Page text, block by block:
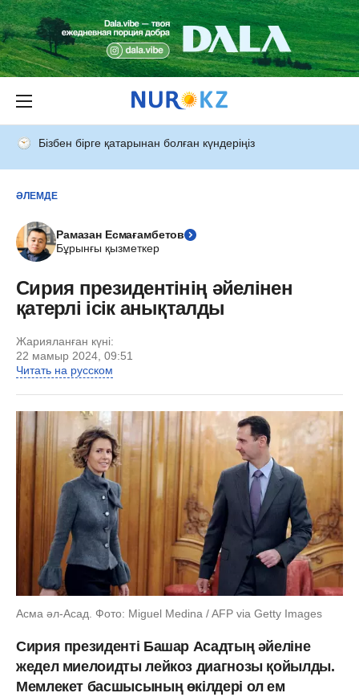
Бізбен бірге қатарынан болған күндеріңіз
ӘЛЕМДЕ
Рамазан Есмағамбетов
Бұрынғы қызметкер
Сирия президентінің әйелінен
қатерлі ісік анықталды
Жарияланған күні:
22 мамыр 2024, 09:51
Читать на русском
Асма әл-Асад. Фото: Miguel Medina / AFP via Getty Images
Сирия президенті Башар Асадтың әйеліне
жедел миелоидты лейкоз диагнозы қойылды.
Мемлекет басшысының өкілдері ол ем